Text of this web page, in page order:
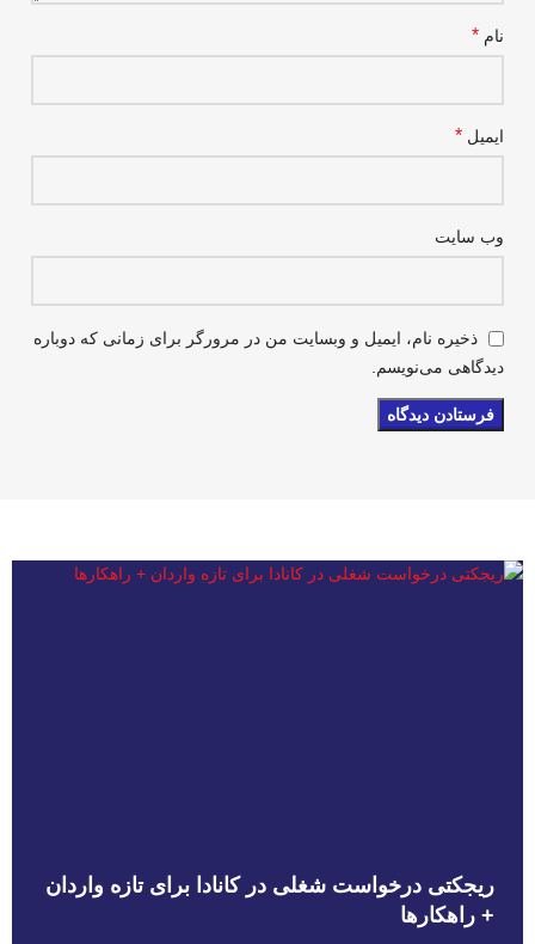
نام *
ایمیل *
وب‌ سایت
ذخیره نام، ایمیل و وبسایت من در مرورگر برای زمانی که دوباره
دیدگاهی می‌نویسم.
ریجکتی درخواست شغلی در کانادا برای تازه واردان
+ راهکارها